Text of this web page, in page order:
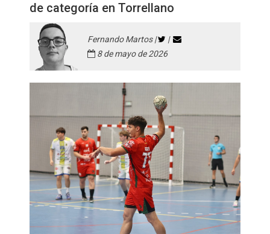
de categoría en Torrellano
Fernando Martos |
|
8 de mayo de 2026